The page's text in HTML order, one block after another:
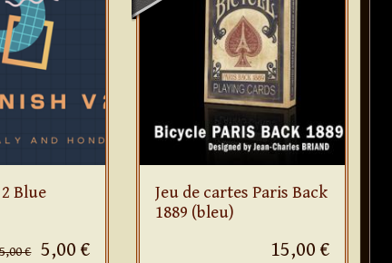
Blue
€ 5,00 €
Jeu de cartes Paris Back
1889 (bleu)
15,00 €